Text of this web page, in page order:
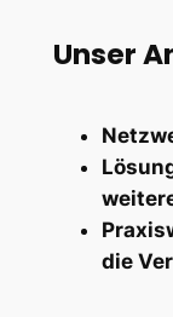
Unser
die